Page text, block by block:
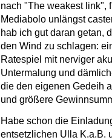
nach "The weakest link",
Mediabolo unlängst
hab ich gut daran getan,
den Wind zu schlagen:
Ratespiel mit nerviger
Untermalung und
die den eigenen Gedeih
und größere
Habe schon die
entsetzlichen Ulla K.a.B.